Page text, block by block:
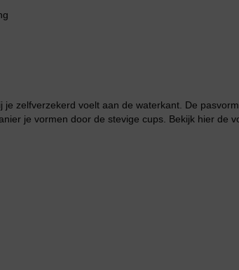
zelfverzekerd voelt aan de waterkant. De
je vormen door de stevige cups. Bekijk hier de